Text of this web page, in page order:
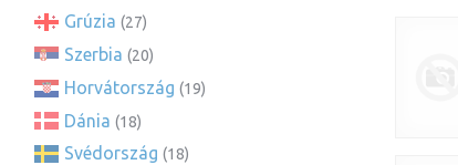
Grúzia (27)
Szerbia (20)
Horvátország (19)
Dánia (18)
Svédország (18)